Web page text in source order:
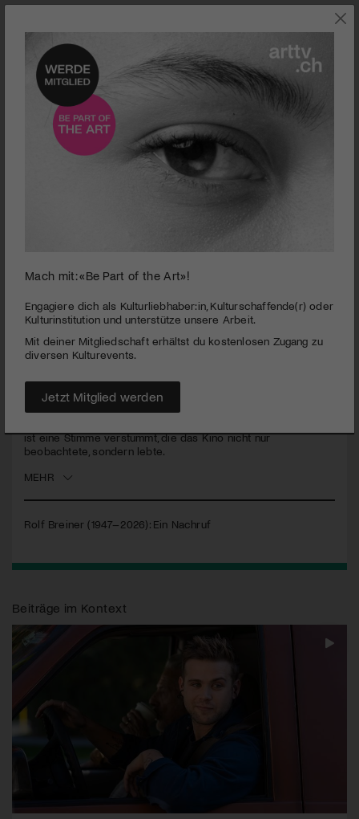
SZENE
Rolf Breiner (1947–2026): Ein Nachruf
Kaum einer liebte das Kino wie er!
Mit Rolf Breiner verliert die Schweiz einen der prägenden
Filmjournalisten seiner Generation. Über Jahrzehnte
begleitete er das nationale und internationale Filmschaffen mit
ist eine Stimme verstummt, die das Kino nicht nur
beobachtete, sondern lebte.
MEHR
Rolf Breiner (1947–2026): Ein Nachruf
Beiträge im Kontext
Mach mit: «Be Part of the Art»!
Engagiere dich als Kulturliebhaber:in, Kulturschaffende(r) oder
Kulturinstitution und unterstütze unsere Arbeit.
Mit deiner Mitgliedschaft erhältst du kostenlosen Zugang zu
diversen Kulturevents.
Jetzt Mitglied werden